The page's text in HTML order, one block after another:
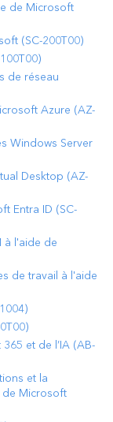
de Microsoft
(SC-200T00)
de réseau
Azure (AZ-
Windows Server
Desktop (AZ-
Entra ID (SC-
à l'aide de
de travail à l'aide
et de l’IA (AB-
et la
de Microsoft